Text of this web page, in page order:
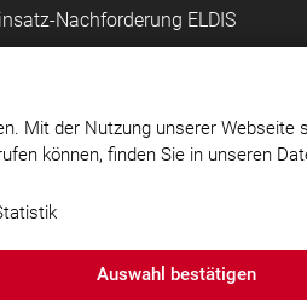
Nachforderung ELDIS
Mit der Nutzung unserer
können, finden Sie in unseren
Auswahl bestätigen